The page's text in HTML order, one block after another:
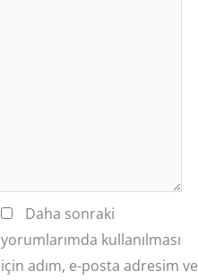
Daha sonraki
yorumlarımda kullanılması
için adım, e-posta adresim ve